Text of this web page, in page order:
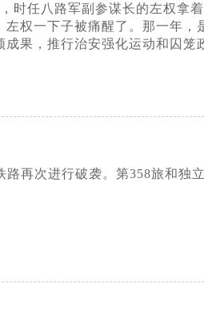
时任八路军副参谋长的左权拿
权一下子被痛醒了。那一年
果，推行治安强化运动和囚
再次进行破袭。第358旅和独